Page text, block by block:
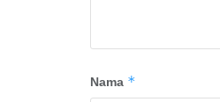
Nama *